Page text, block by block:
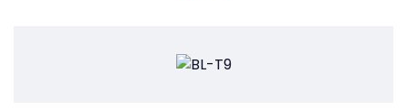
En savoir +